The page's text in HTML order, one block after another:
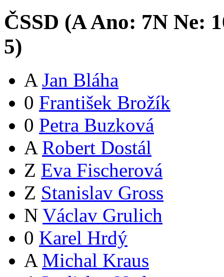
ČSSD (AAno: 7N Ne: 1
5)
A Jan Bláha
0 František Brožík
0 Petra Buzková
A Robert Dostál
Z Eva Fischerová
Z Stanislav Gross
N Václav Grulich
0 Karel Hrdý
A Michal Kraus